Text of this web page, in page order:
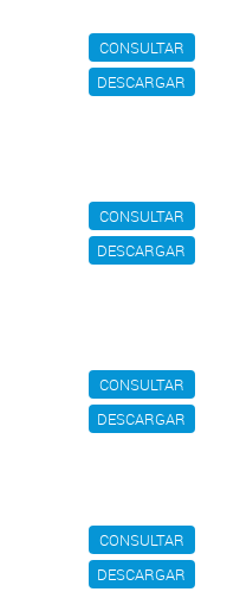
CONSULTAR
DESCARGAR
CONSULTAR
DESCARGAR
CONSULTAR
DESCARGAR
CONSULTAR
DESCARGAR